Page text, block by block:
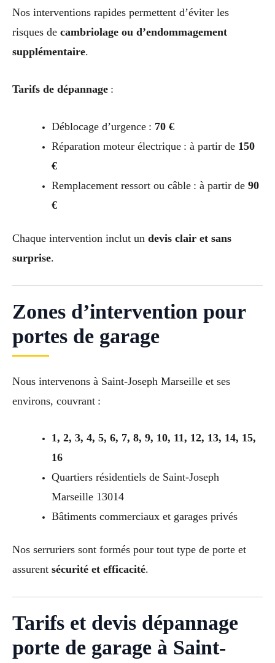
Nos interventions rapides permettent d’éviter les
risques de cambriolage ou d’endommagement
supplémentaire.
Tarifs de dépannage :
Déblocage d’urgence : 70 €
Réparation moteur électrique : à partir de 150
€
Remplacement ressort ou câble : à partir de 90
€
Chaque intervention inclut un devis clair et sans
surprise.
Zones d’intervention pour
portes de garage
Nous intervenons à Saint-Joseph Marseille et ses
environs, couvrant :
1, 2, 3, 4, 5, 6, 7, 8, 9, 10, 11, 12, 13, 14, 15,
16
Quartiers résidentiels de Saint-Joseph
Marseille 13014
Bâtiments commerciaux et garages privés
Nos serruriers sont formés pour tout type de porte et
assurent sécurité et efficacité.
Tarifs et devis dépannage
porte de garage à Saint-